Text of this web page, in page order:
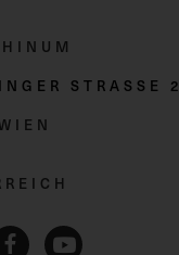
STRASSE 2